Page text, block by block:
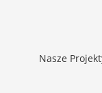
Nasze